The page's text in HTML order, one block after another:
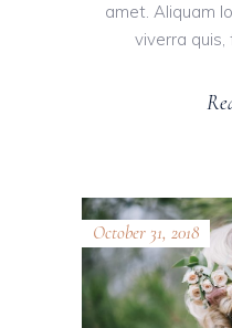
amet. Aliquam
viverra quis,
October 31, 2018